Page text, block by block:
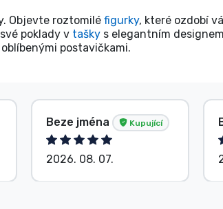
Objevte roztomilé figurky, které ozdobí
poklady v tašky s elegantním
postavičkami.
Beze jména Kupující
2026. 08. 07.